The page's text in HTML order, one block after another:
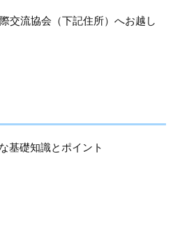
交流協会（下記住所）へお越し
基礎知識とポイント